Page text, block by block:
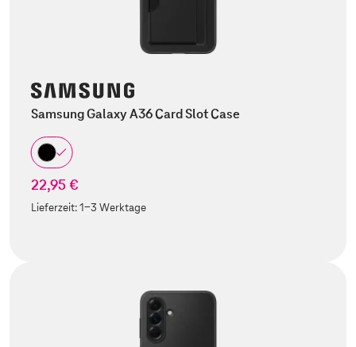
Samsung Galaxy A36 Card Slot Case
22,95 €
Lieferzeit:1-3 Werktage